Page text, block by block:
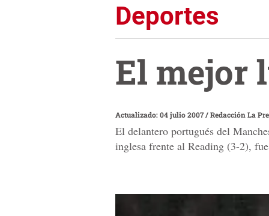
Deportes
El mejor
Actualizado: 04 julio 2007/Redacción La
El delantero portugués del
inglesa frente al Reading (3-2),